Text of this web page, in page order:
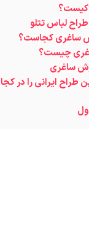
کیست؟
لباس تتلو
ساغری کجاست؟
چیست؟
ساغری
ایرانی را در